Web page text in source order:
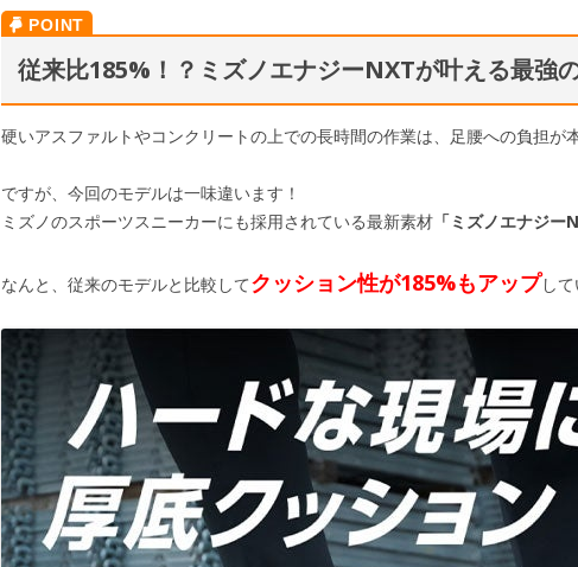
従来比185%！？ミズノエナジーNXTが叶える最強
硬いアスファルトやコンクリートの上での長時間の作業は、足腰への負担が
ですが、今回のモデルは一味違います！
ミズノのスポーツスニーカーにも採用されている最新素材 「ミズノエナジー
なんと、従来のモデルと比較してクッション性が185%もアップし